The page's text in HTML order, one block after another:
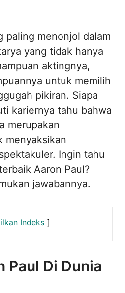
paling menonjol dalam
yang tidak hanya
aktingnya,
untuk memilih
pikiran. Siapa
kariernya tahu bahwa
merupakan
menyaksikan
Ingin tahu
Aaron Paul?
jawabannya.
Indeks
Paul Di Dunia